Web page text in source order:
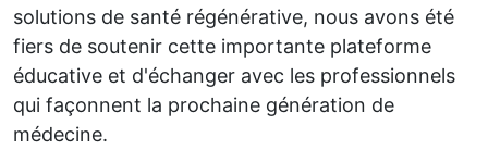
solutions de santé régénérative, nous avons été
fiers de soutenir cette importante plateforme
éducative et d'échanger avec les professionnels
qui façonnent la prochaine génération de
médecine.